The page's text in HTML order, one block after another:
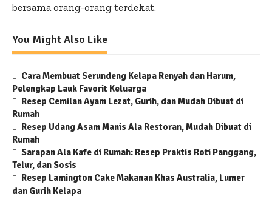
bersama orang-orang terdekat.
You Might Also Like
Cara Membuat Serundeng Kelapa Renyah dan Harum,
Pelengkap Lauk Favorit Keluarga
Resep Cemilan Ayam Lezat, Gurih, dan Mudah Dibuat di
Rumah
Resep Udang Asam Manis Ala Restoran, Mudah Dibuat di
Rumah
Sarapan Ala Kafe di Rumah: Resep Praktis Roti Panggang,
Telur, dan Sosis
Resep Lamington Cake Makanan Khas Australia, Lumer
dan Gurih Kelapa